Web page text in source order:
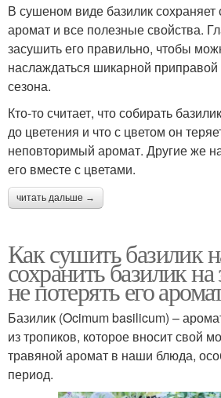
В сушеном виде базилик
аромат и все полезные свойства.
засушить его правильно, чтобы
наслаждаться шикарной
сезона.
Кто-то считает, что собирать
до цветения и что с цветом он
неповторимый аромат. Другие же
его вместе с цветами.
читать дальше →
Как сушить базилик
сохранить базилик
не потерять его
Базилик (Ocimum basilicum) –
из тропиков, которое вносит свой
травяной аромат в наши блюда,
период.